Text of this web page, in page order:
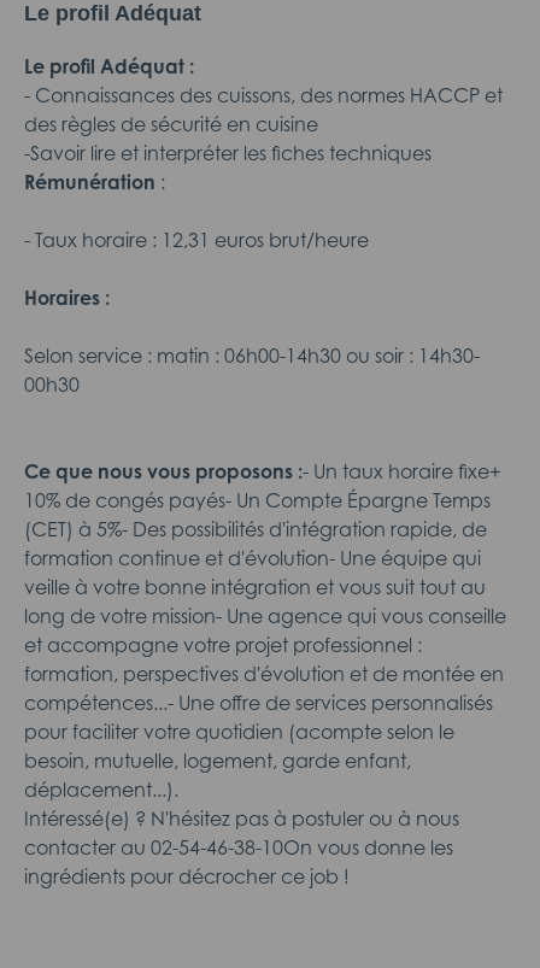
Le profil Adéquat
Le profil Adéquat :
- Connaissances des cuissons, des normes HACCP et
des règles de sécurité en cuisine
-Savoir lire et interpréter les fiches techniques
Rémunération :
- Taux horaire : 12,31 euros brut/heure
Horaires :
Selon service : matin : 06h00-14h30 ou soir : 14h30-
00h30
Ce que nous vous proposons :- Un taux horaire fixe+
10% de congés payés- Un Compte Épargne Temps
(CET) à 5%- Des possibilités d'intégration rapide, de
formation continue et d'évolution- Une équipe qui
veille à votre bonne intégration et vous suit tout au
long de votre mission- Une agence qui vous conseille
et accompagne votre projet professionnel :
formation, perspectives d'évolution et de montée en
compétences...- Une offre de services personnalisés
pour faciliter votre quotidien (acompte selon le
besoin, mutuelle, logement, garde enfant,
déplacement...).
Intéressé(e) ? N'hésitez pas à postuler ou à nous
contacter au 02-54-46-38-10On vous donne les
ingrédients pour décrocher ce job !